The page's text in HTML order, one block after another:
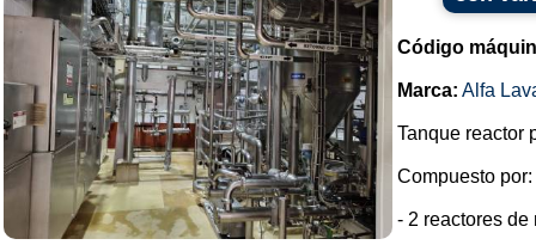
Código
Marca: Alfa
Tanque reactor
Compuesto por:
- 2 reactores